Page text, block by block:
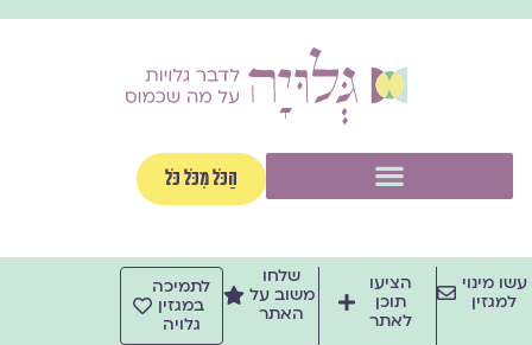
הַכֹּל מִכֹּל כֹּל
מינוי
למגזין
הציעו
תוכן
לאתר
שלחו
משוב על
האתר
לתמיכה
במגזין
גלויה